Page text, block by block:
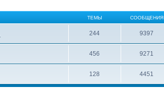
ТЕМЫ СООБЩЕНИЯ
244 9397
456 9271
128 4451